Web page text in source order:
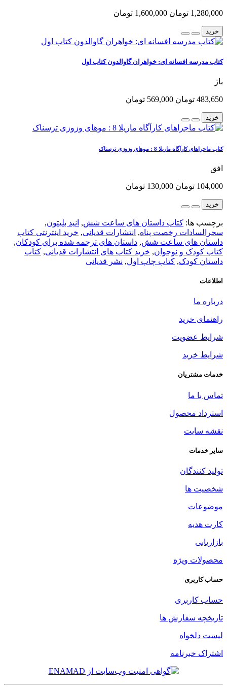
1,280,000 تومان 1,600,000 تومان
خرید
کتاب مدرسه افسانه ای: خواهران گاوالدون کتاب اول
باژ
483,650 تومان 569,000 تومان
خرید
کتاب ماجراهای کارآگاه ماریلا 8 : موهای وزوزی ترسناک
افق
104,000 تومان 130,000 تومان
خرید
برچسب ها: کتاب داستان های ساعت شش, انید بلیتون,
سحرالسادات رخصت پناه, انتشارات قدیانی, خرید اینترنتی کتاب
داستان های ساعت شش, داستان های ترجمه شده برای کودکان,
کتاب کودک و نوجوان, خرید کتاب های انتشارات قدیانی, کتاب
داستان کودک, کتاب چاپ اول, نشر قدیانی
اطلاعات
درباره ما
راهنمای خرید
شرایط عضویت
شرایط خرید
خدمات مشتریان
تماس با ما
استرداد محصول
نقشه سایت
سایر خدمات
تولید کنندگان
شخصیت ها
موضوعات
کارت هدیه
بازاریابی
محصولات ویژه
حساب کاربری
حساب کاربری
تاریخچه سفارش ها
لیست دلخواه
اشتراک خبرنامه